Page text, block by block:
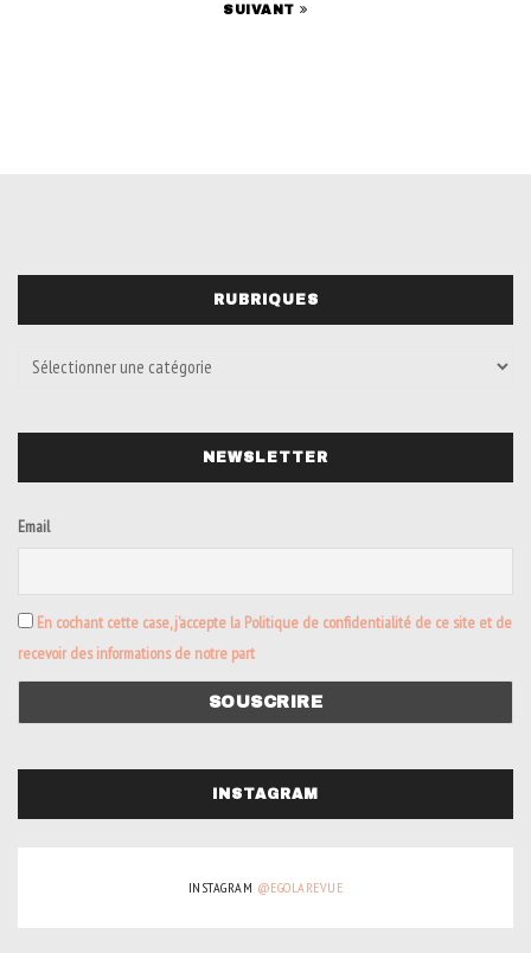
SUIVANT
RUBRIQUES
NEWSLETTER
Email
En cochant cette case, j’accepte la Politique de confidentialité de ce site et de
recevoir des informations de notre part
INSTAGRAM
INSTAGRAM @EGOLAREVUE